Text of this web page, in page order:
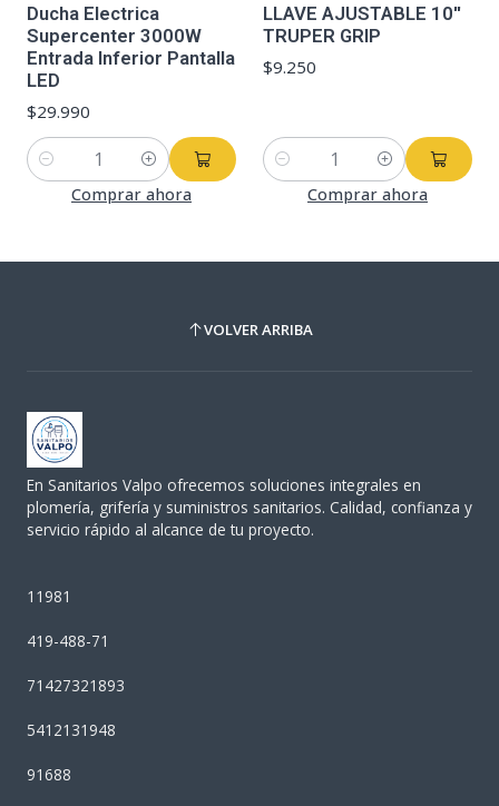
Ducha Electrica
Supercenter 3000W
Entrada Inferior Pantalla
LED
$29.990
Cantidad
Comprar ahora
LLAVE AJUSTABLE 10''
TRUPER GRIP
$9.250
Cantidad
Comprar ahora
VOLVER ARRIBA
En Sanitarios Valpo ofrecemos soluciones integrales en
plomería, grifería y suministros sanitarios. Calidad, confianza y
servicio rápido al alcance de tu proyecto.
11981
419-488-71
71427321893
5412131948
91688